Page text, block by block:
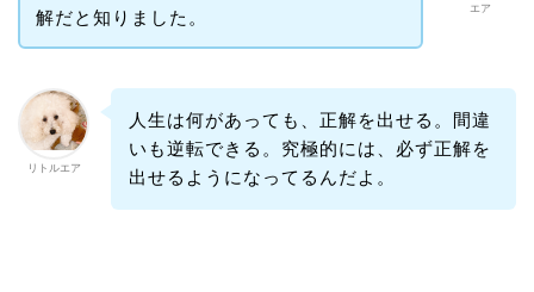
エア
解だと知りました。
リトルエア
人生は何があっても、正解を出せる。間違
いも逆転できる。究極的には、必ず正解を
出せるようになってるんだよ。